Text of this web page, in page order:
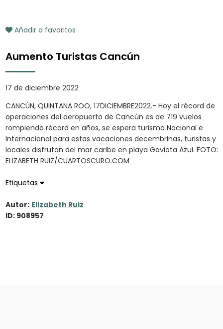
Añadir a favoritos
Aumento Turistas Cancún
17 de diciembre 2022
CANCÚN, QUINTANA ROO, 17DICIEMBRE2022.- Hoy el récord de
operaciones del aeropuerto de Cancún es de 719 vuelos
rompiendo récord en años, se espera turismo Nacional e
Internacional para estas vacaciones decembrinas, turistas y
locales disfrutan del mar caribe en playa Gaviota Azul. FOTO:
ELIZABETH RUIZ/CUARTOSCURO.COM
Etiquetas
Autor: Elizabeth Ruiz
ID: 908957